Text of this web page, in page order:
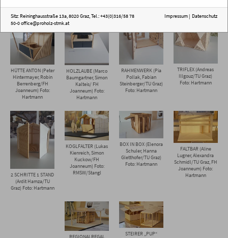
HÜTTE ANTON (Peter
Hintermayer, Robin
Berrenberg/FH
Joanneum) Foto:
Hartmann
HOLZLAUBE (Marco
Baumgartner, Simon
Kalteis/ FH
Joanneum) Foto:
Hartmann
RAHMENWERK (Pia
Pollak, Fabian
Steinberger/TU Graz)
Foto: Hartmann
TRIFLEX (Andreas
Illgouz/TU Graz)
Foto: Hartmann
2 SCHRITTE 1 STAND
(Ardit Hamza/TU
Graz) Foto: Hartmann
KOGLFALTER (Lukas
Kienreich, Simon
Kuckow/FH
Joanneum) Foto:
RMSW/Stangl
BOX IN BOX (Elenora
Schuler, Hanna
Gletthofer/TU Graz)
Foto: Hartmann
FALTBAR (Aline
Lugner, Alexandra
Schmidl/TU Graz, FH
Joanneum) Foto:
Hartmann
REGIONALREGAL
STEIRER „PUP“
Sitz: Reininghausstraße 13a, 8020 Graz, Tel.: +43(0)316/58 78
50-0office@proholz-stmk.at
Impressum | Datenschutz